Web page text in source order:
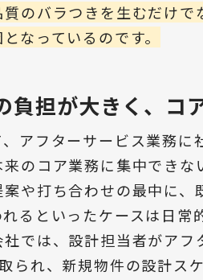
のバラつきを生むだけ
なっているのです。
負担が大きく、コ
アフターサービス業務
のコア業務に集中できな
や打ち合わせの最中に
るといったケースは日常
では、設計担当者がア
られ、新規物件の設計ス